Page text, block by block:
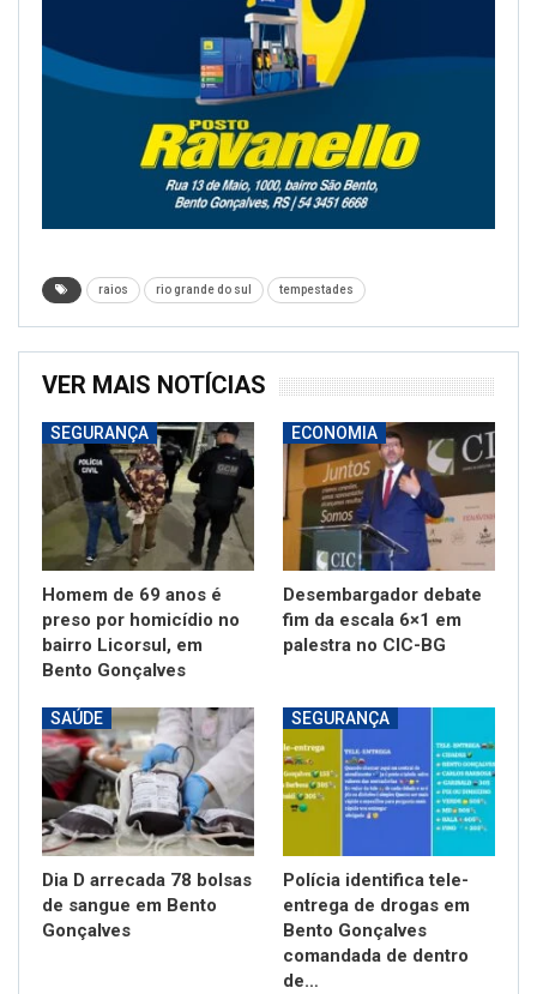
raios rio grande do sul tempestades
VER MAIS NOTÍCIAS
SEGURANÇA
Homem de 69 anos é
preso por homicídio no
bairro Licorsul, em
Bento Gonçalves
ECONOMIA
Desembargador debate
fim da escala 6×1 em
palestra no CIC-BG
SAÚDE
Dia D arrecada 78 bolsas
de sangue em Bento
Gonçalves
SEGURANÇA
Polícia identifica tele-
entrega de drogas em
Bento Gonçalves
comandada de dentro
de…